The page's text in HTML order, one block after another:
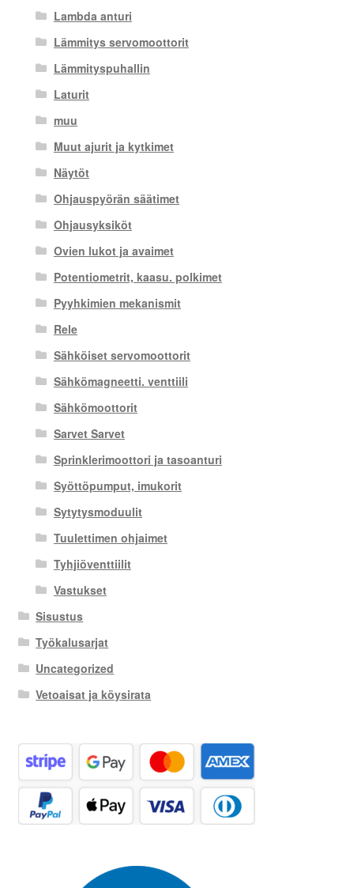
Lambda anturi
Lämmitys servomoottorit
Lämmityspuhallin
Laturit
muu
Muut ajurit ja kytkimet
Näytöt
Ohjauspyörän säätimet
Ohjausyksiköt
Ovien lukot ja avaimet
Potentiometrit, kaasu. polkimet
Pyyhkimien mekanismit
Rele
Sähköiset servomoottorit
Sähkömagneetti. venttiili
Sähkömoottorit
Sarvet Sarvet
Sprinklerimoottori ja tasoanturi
Syöttöpumput, imukorit
Sytytysmoduulit
Tuulettimen ohjaimet
Tyhjiöventtiilit
Vastukset
Sisustus
Työkalusarjat
Uncategorized
Vetoaisat ja köysirata